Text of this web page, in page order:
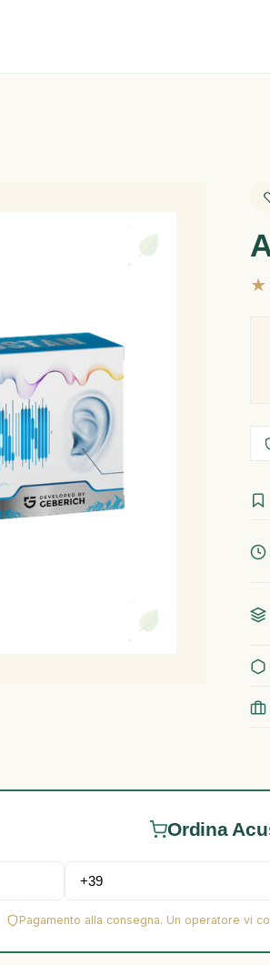
Ordina
Pagamento alla consegna. Un operatore vi